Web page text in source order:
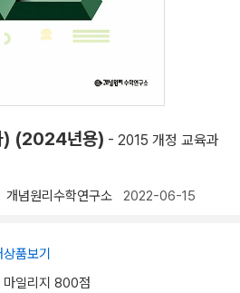
) (2024년용) - 2015 개정 교육과
개념원리수학연구소 2022-06-15
상품보기
일리지 800점